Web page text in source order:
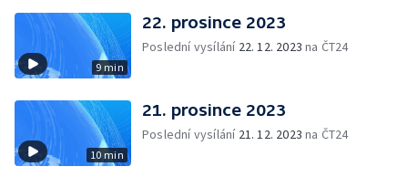
9 min
22. prosince 2023
Poslední vysílání 22. 12. 2023 na ČT24
10 min
21. prosince 2023
Poslední vysílání 21. 12. 2023 na ČT24